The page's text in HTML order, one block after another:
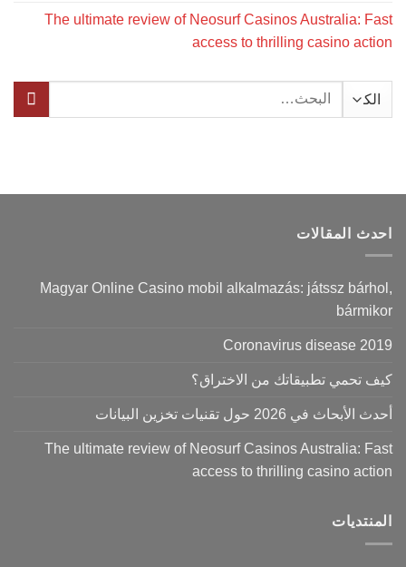
The ultimate review of Neosurf Casinos Australia: Fast
access to thrilling casino action
البحث
احدث المقالات
Magyar Online Casino mobil alkalmazás: játssz bárhol,
bármikor
Coronavirus disease 2019
كيف تحمي تطبيقاتك من الاختراق؟
أحدث الأبحاث في 2026 حول تقنيات تخزين البيانات
The ultimate review of Neosurf Casinos Australia: Fast
access to thrilling casino action
المنتديات